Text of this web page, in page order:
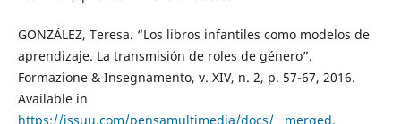
GONZÁLEZ, Teresa. “Los libros infantiles como modelos de
aprendizaje. La transmisión de roles de género”.
Formazione & Insegnamento, v. XIV, n. 2, p. 57-67, 2016.
Available in
https://issuu.com/pensamultimedia/docs/__merged.